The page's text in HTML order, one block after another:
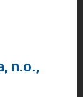
n.o.,